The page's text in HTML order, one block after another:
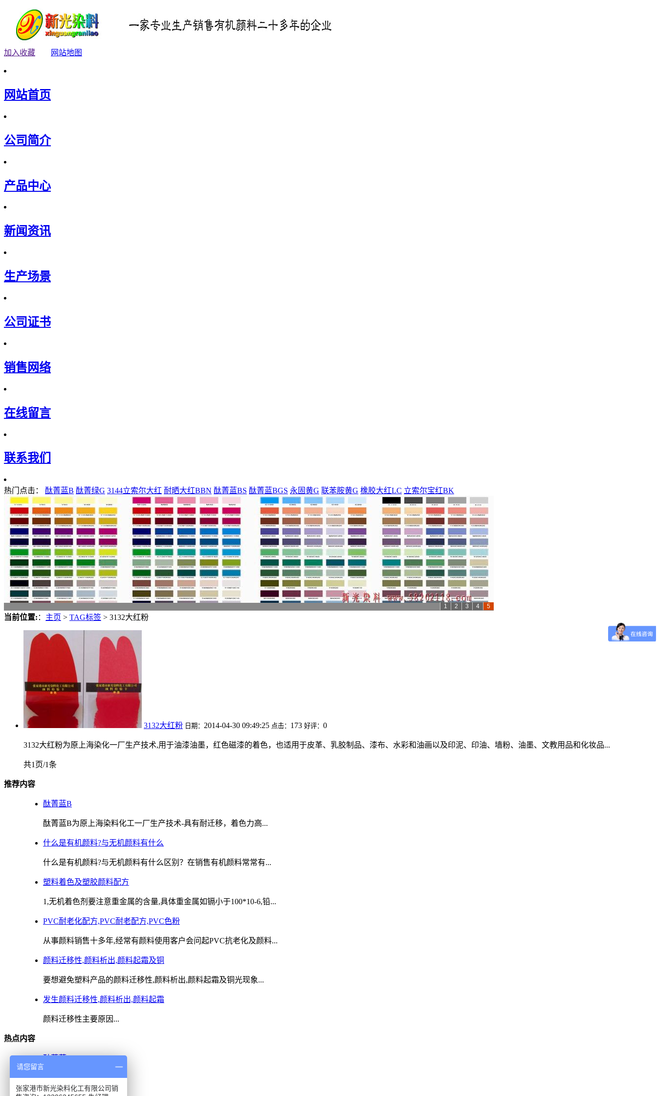
加入收藏 网站地图
网站首页
公司简介
产品中心
新闻资讯
生产场景
公司证书
销售网络
在线留言
联系我们
热门点击： 酞菁蓝B 酞菁绿G 3144立索尔大红 耐晒大红BBN 酞菁蓝BS 酞菁蓝BGS 永固黄G 联苯胺黄G 橡胶大红LC 立索尔宝红BK
1 2 3 4 5
当前位置: ： 主页 > TAG标签 > 3132大红粉
3132大红粉 日期： 2014-04-30 09:49:25 点击： 173 好评： 0
3132大红粉为原上海染化一厂生产技术,用于油漆油墨，红色磁漆的着色，也适用于皮革、乳胶制品、漆布、水彩和油画以及印泥、印油、墙粉、油墨、文教用品和化妆品...
共1页/1条
推荐内容
酞菁蓝B
酞菁蓝B为原上海染料化工一厂生产技术-具有耐迁移，着色力高...
什么是有机颜料?与无机颜料有什么
什么是有机颜料?与无机颜料有什么区别？在销售有机颜料常常有...
塑料着色及塑胶颜料配方
1,无机着色剂要注意重金属的含量,具体重金属如镉小于100*10-6,铅...
PVC耐老化配方,PVC耐老配方,PVC色粉
从事颜料销售十多年,经常有颜料使用客户会问起PVC抗老化及颜料...
颜料迁移性,颜料析出,颜料起霜及铜
要想避免塑料产品的颜料迁移性,颜料析出,颜料起霜及铜光现象...
发生颜料迁移性,颜料析出,颜料起霜
颜料迁移性主要原因...
热点内容
酞菁蓝B
酞菁绿G
请您留言
张家港市新光染料化工有限公司销